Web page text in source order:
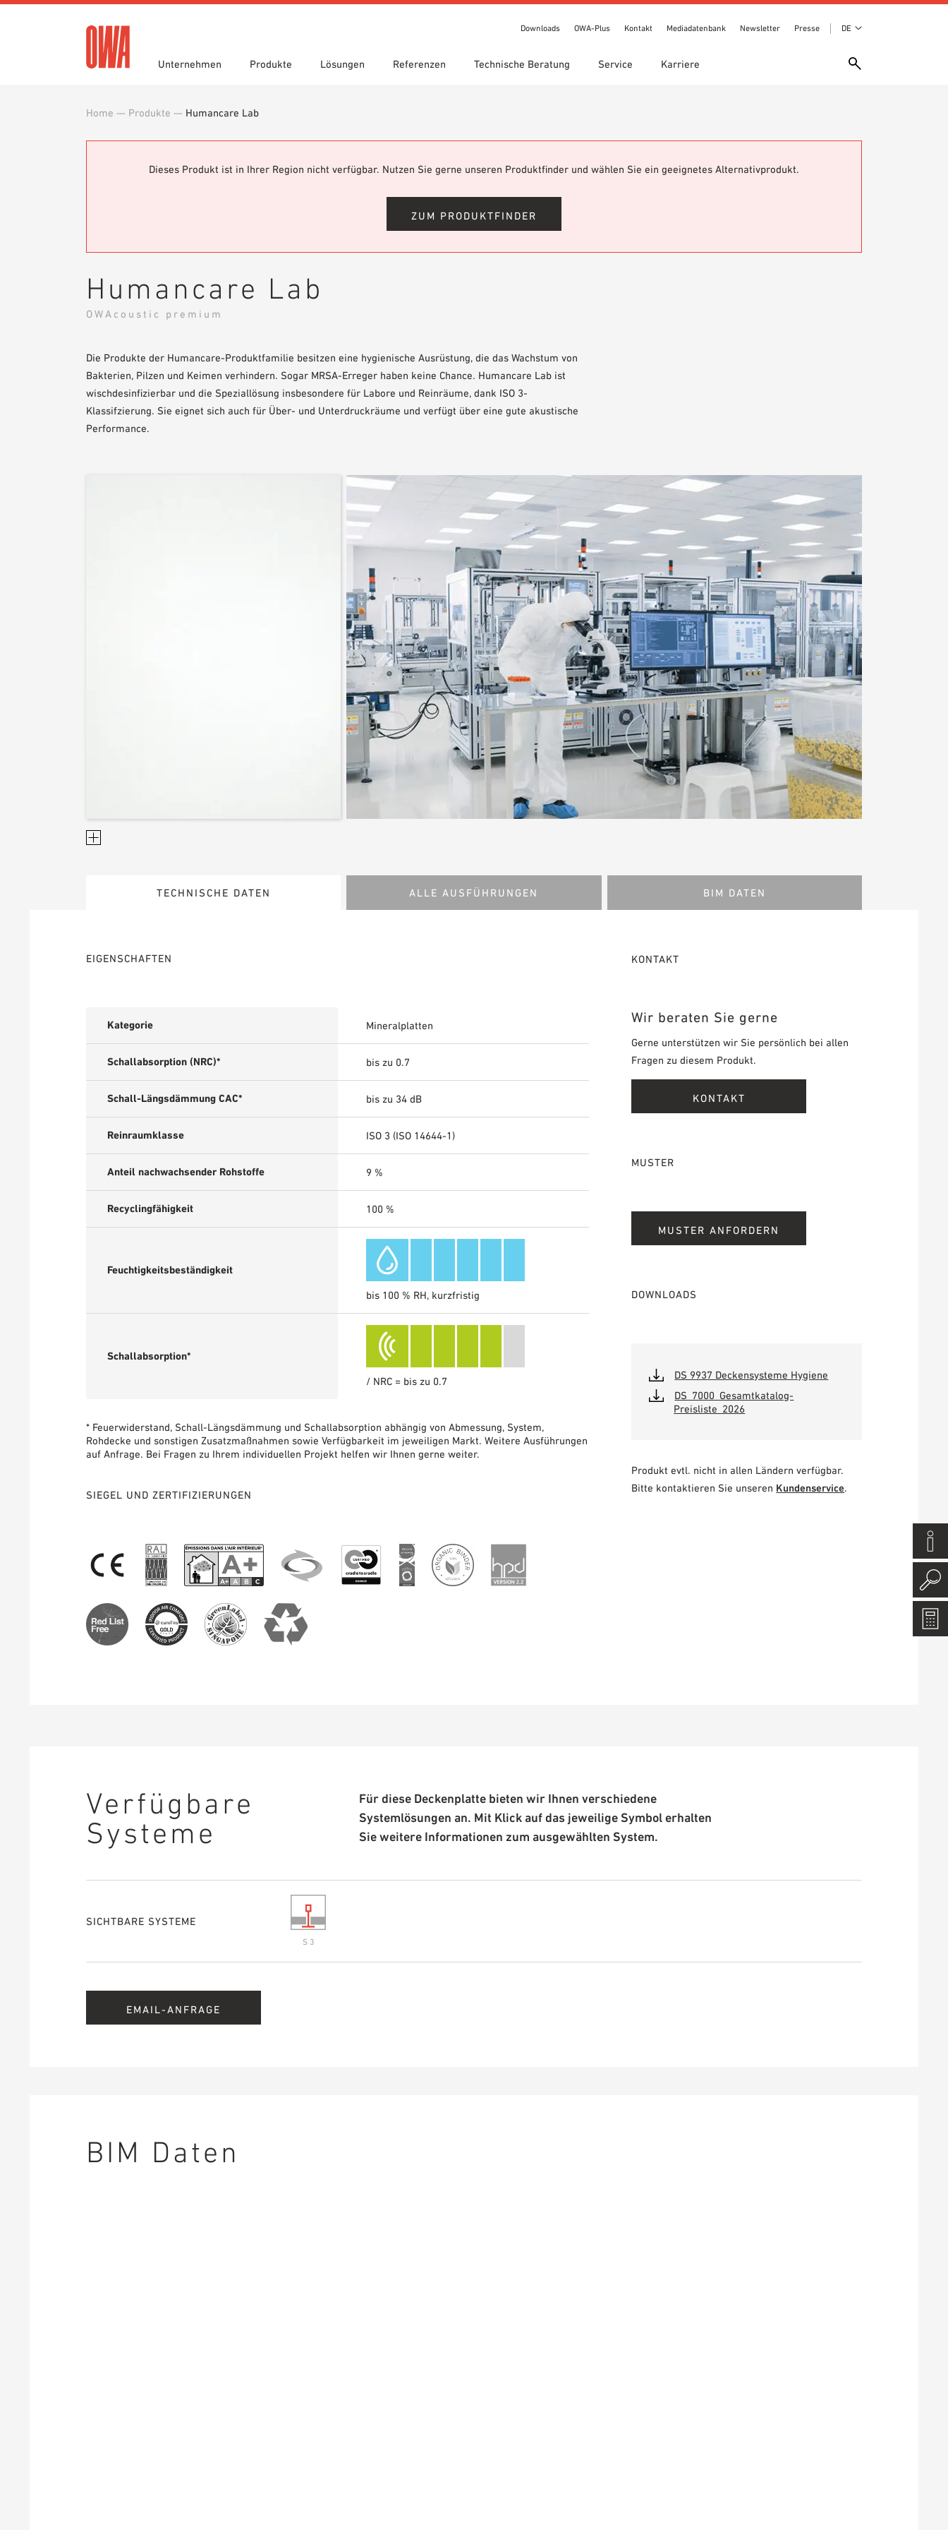
Downloads OWA-Plus Kontakt Mediadatenbank Newsletter Presse DE
Unternehmen
Historie
Presse Showroom 7th Floor
Produkte
Produktübersicht
Lösungen
Funktionen
Referenzen Technische Beratung Service
Ausschreibungstexte
OWA-Schulungen Musterbestellung
Karriere
Jobportal
Home — Produkte — Humancare Lab
Dieses Produkt ist in Ihrer Region nicht verfügbar. Nutzen Sie gerne unseren Produktfinder und wählen Sie ein geeignetes Alternativprodukt.
ZUM PRODUKTFINDER
Humancare Lab
OWAcoustic premium
Die Produkte der Humancare-Produktfamilie besitzen eine hygienische Ausrüstung, die das Wachstum von
Bakterien, Pilzen und Keimen verhindern. Sogar MRSA-Erreger haben keine Chance. Humancare Lab ist
wischdesinfizierbar und die Speziallösung insbesondere für Labore und Reinräume, dank ISO 3-
Klassifzierung. Sie eignet sich auch für Über- und Unterdruckräume und verfügt über eine gute akustische
Performance.
TECHNISCHE DATEN ALLE AUSFÜHRUNGEN BIM DATEN
EIGENSCHAFTEN
Kategorie Mineralplatten
Schallabsorption (NRC)* bis zu 0.7
Schall-Längsdämmung CAC* bis zu 34 dB
Reinraumklasse ISO 3 (ISO 14644-1)
Anteil nachwachsender Rohstoffe 9 %
Recyclingfähigkeit 100 %
Feuchtigkeitsbeständigkeit
bis 100 % RH, kurzfristig
Schallabsorption*
/ NRC = bis zu 0.7
* Feuerwiderstand, Schall-Längsdämmung und Schallabsorption abhängig von Abmessung, System,
Rohdecke und sonstigen Zusatzmaßnahmen sowie Verfügbarkeit im jeweiligen Markt. Weitere Ausführungen
auf Anfrage. Bei Fragen zu Ihrem individuellen Projekt helfen wir Ihnen gerne weiter.
SIEGEL UND ZERTIFIZIERUNGEN
KONTAKT
Wir beraten Sie gerne
Gerne unterstützen wir Sie persönlich bei allen
Fragen zu diesem Produkt.
KONTAKT
MUSTER
MUSTER ANFORDERN
DOWNLOADS
DS 9937 Deckensysteme Hygiene
DS_7000_Gesamtkatalog-
Preisliste_2026
Produkt evtl. nicht in allen Ländern verfügbar.
Bitte kontaktieren Sie unseren Kundenservice.
Verfügbare
Systeme
Für diese Deckenplatte bieten wir Ihnen verschiedene
Systemlösungen an. Mit Klick auf das jeweilige Symbol erhalten
Sie weitere Informationen zum ausgewählten System.
SICHTBARE SYSTEME
S 3
EMAIL-ANFRAGE
BIM Daten